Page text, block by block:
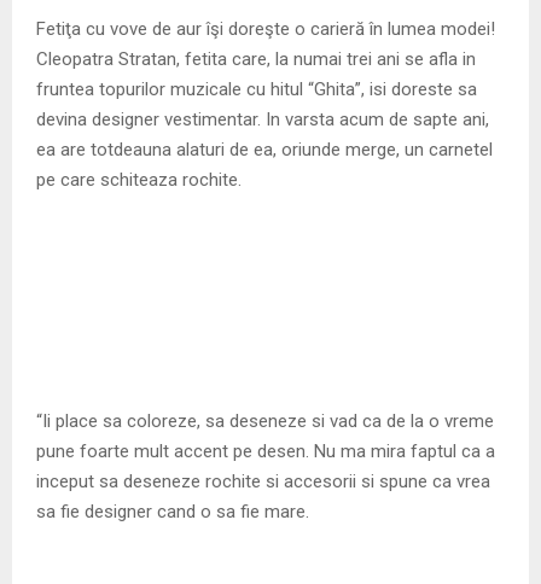
E
N
U
Fetiţa cu vove de aur îşi doreşte o carieră în lumea modei!
Cleopatra Stratan, fetita care, la numai trei ani se afla in
fruntea topurilor muzicale cu hitul “Ghita”, isi doreste sa
devina designer vestimentar. In varsta acum de sapte ani,
ea are totdeauna alaturi de ea, oriunde merge, un carnetel
pe care schiteaza rochite.
“Ii place sa coloreze, sa deseneze si vad ca de la o vreme
pune foarte mult accent pe desen. Nu ma mira faptul ca a
inceput sa deseneze rochite si accesorii si spune ca vrea
sa fie designer cand o sa fie mare.